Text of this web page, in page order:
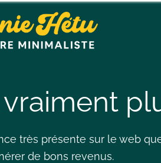
très présente sur le web
de bons revenus.